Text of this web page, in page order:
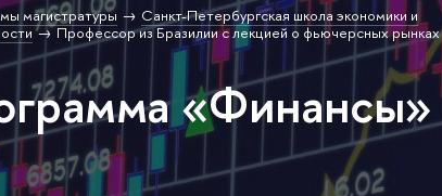
магистратуры
Санкт-Петербургская школа экономики и
Профессор из Бразилии с лекцией о фьючерсных рынках
«Финансы»